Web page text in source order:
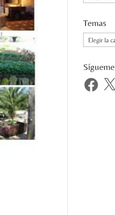
Temas
Temas
Sígueme
Facebook
X